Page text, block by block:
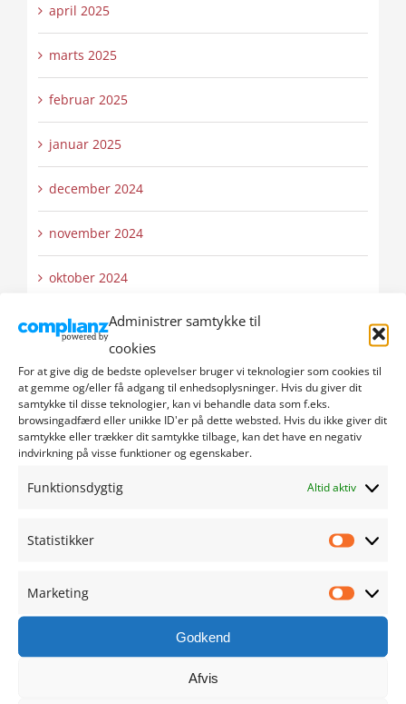
Administrer samtykke til
cookies
For at give dig de bedste oplevelser bruger vi teknologier som cookies til
at gemme og/eller få adgang til enhedsoplysninger. Hvis du giver dit
samtykke til disse teknologier, kan vi behandle data som f.eks.
browsingadfærd eller unikke ID'er på dette websted. Hvis du ikke giver dit
samtykke eller trækker dit samtykke tilbage, kan det have en negativ
indvirkning på visse funktioner og egenskaber.
Funktionsdygtig Altid aktiv
Statistikker
Marketing
Godkend
Afvis
april 2025
marts 2025
februar 2025
januar 2025
december 2024
november 2024
oktober 2024
september 2024
august 2024
juli 2024
juni 2024
maj 2024
april 2024
marts 2024